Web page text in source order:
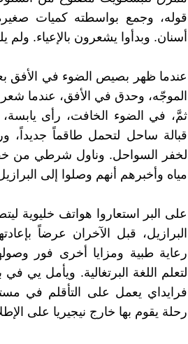
قوله، وجمع بواسطته كميات
أسنان. وبدأوا يشعرون بالإعياء.
عندما ظهر بصيص الضوء في الأفق
الموجّه، وحدق في الأفق، عندما
ثمَّ، في الضوء الخافت، رأى
قبالة ساحل لتحمل طاقماً جديداً،
لخفر السواحل. وناول شرطي من خفر
مياه وأخبرهم أنهم وصلوا إلى
على البر استعاروا هواتف خليوية
البرازيل، قبل الآخران عرضاً
رعاية طبية ومزايا أخرى فور
لتعلم اللغة البرتغالية. ويأمل يي
فرايداي يعمل على التأقلم في
رحلة يقوم بها خارج نيجيريا على